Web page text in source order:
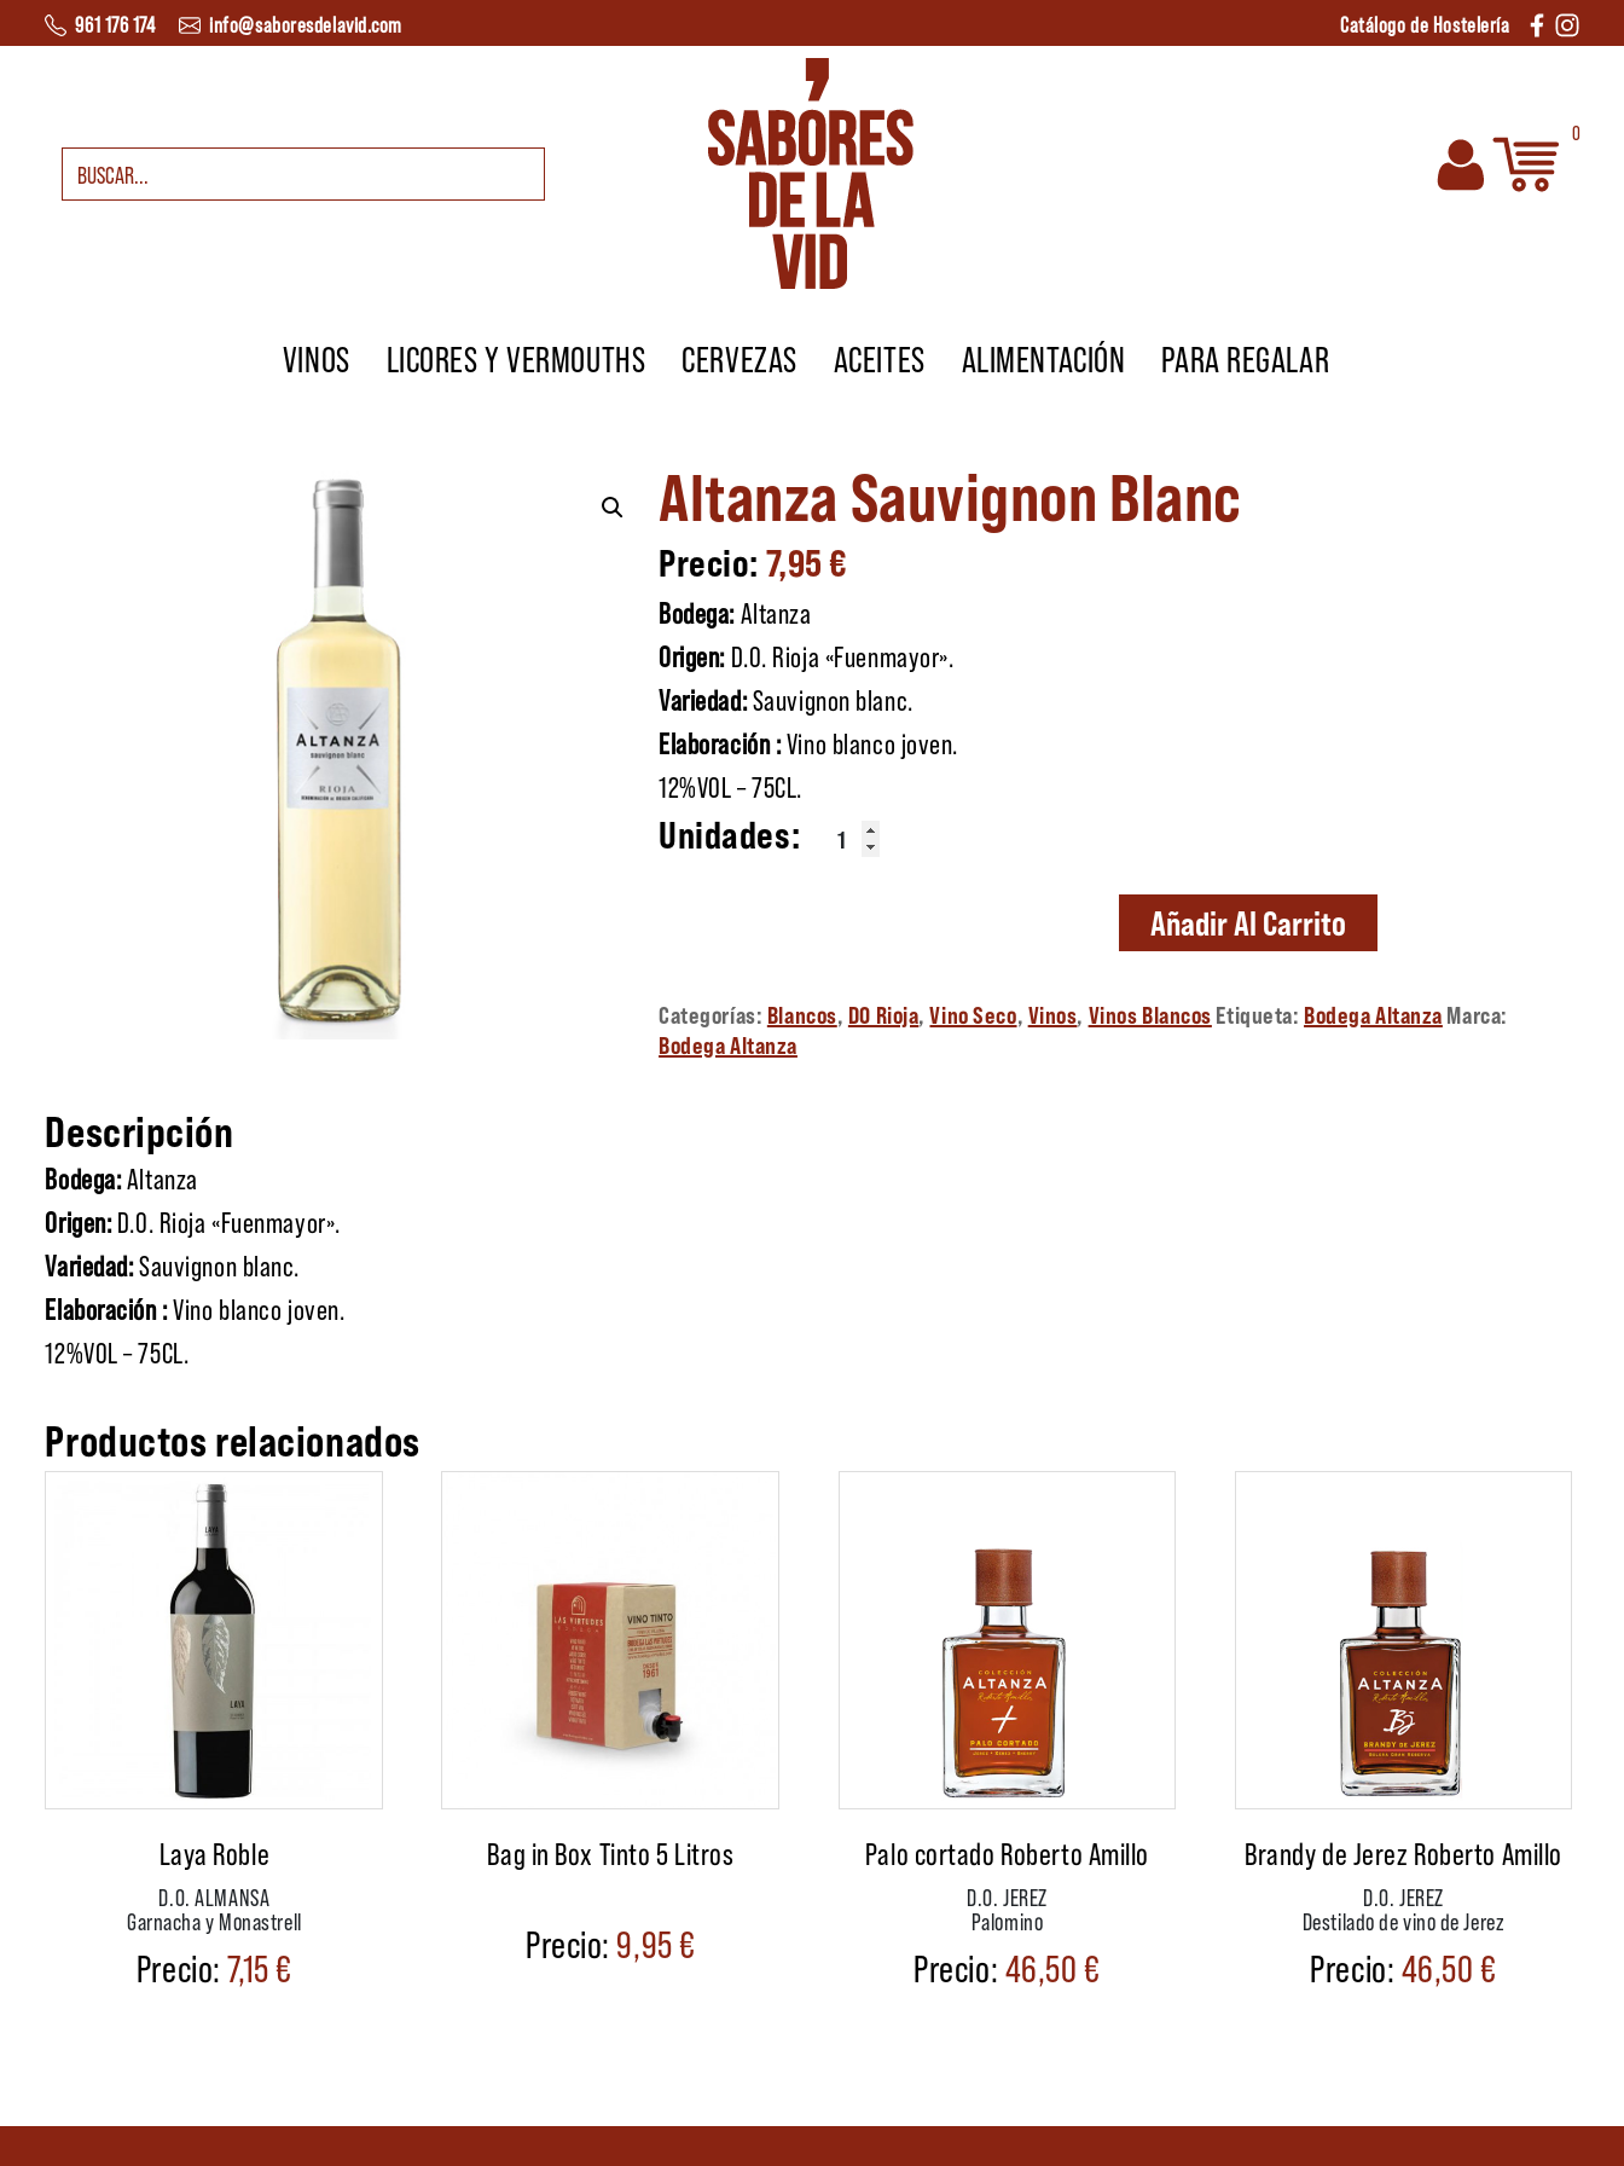
Saltar al contenido
961 176 174 info@saboresdelavid.com Catálogo de Hostelería
Buscar:
0
VINOS LICORES Y VERMOUTHS CERVEZAS ACEITES ALIMENTACIÓN PARA REGALAR
Altanza Sauvignon Blanc
7,95€
Bodega:Altanza
Origen: D.O. Rioja «Fuenmayor».
Variedad:Sauvignon blanc.
Elaboración :Vino blanco joven.
12%VOL – 75CL.
Altanza Sauvignon Blanc cantidad
Añadir Al Carrito
Categorías: Blancos, DO Rioja,Vino Seco, Vinos, Vinos Blancos Etiqueta: Bodega Altanza Marca:
Bodega Altanza
Descripción
Bodega:Altanza
Origen:D.O. Rioja «Fuenmayor».
Variedad:Sauvignon blanc.
Elaboración :Vino blanco joven.
12%VOL – 75CL.
Productos relacionados
Laya Roble
D.O. ALMANSA
Garnacha y Monastrell
7,15€
Bag in Box Tinto 5 Litros
9,95€
Palo cortado Roberto Amillo
D.O. JEREZ
Palomino
46,50€
Brandy de Jerez Roberto Amillo
D.O. JEREZ
Destilado de vino de Jerez
46,50€